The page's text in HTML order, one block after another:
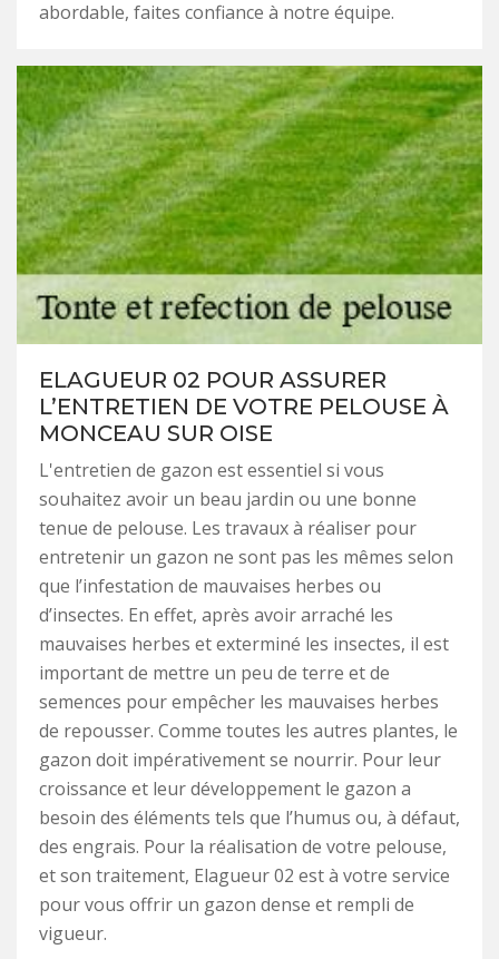
abordable, faites confiance à notre équipe.
ELAGUEUR 02 POUR ASSURER
L’ENTRETIEN DE VOTRE PELOUSE À
MONCEAU SUR OISE
L'entretien de gazon est essentiel si vous
souhaitez avoir un beau jardin ou une bonne
tenue de pelouse. Les travaux à réaliser pour
entretenir un gazon ne sont pas les mêmes selon
que l’infestation de mauvaises herbes ou
d’insectes. En effet, après avoir arraché les
mauvaises herbes et exterminé les insectes, il est
important de mettre un peu de terre et de
semences pour empêcher les mauvaises herbes
de repousser. Comme toutes les autres plantes, le
gazon doit impérativement se nourrir. Pour leur
croissance et leur développement le gazon a
besoin des éléments tels que l’humus ou, à défaut,
des engrais. Pour la réalisation de votre pelouse,
et son traitement, Elagueur 02 est à votre service
pour vous offrir un gazon dense et rempli de
vigueur.